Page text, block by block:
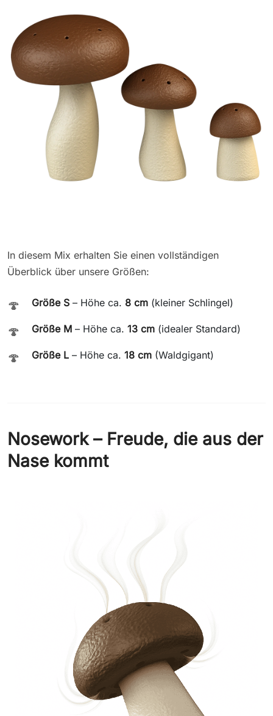
In diesem Mix erhalten Sie einen vollständigen
Überblick über unsere Größen:
🍄 Größe S – Höhe ca. 8 cm (kleiner Schlingel)
🍄 Größe M – Höhe ca. 13 cm (idealer Standard)
🍄 Größe L – Höhe ca. 18 cm (Waldgigant)
Nosework – Freude, die aus der
Nase kommt